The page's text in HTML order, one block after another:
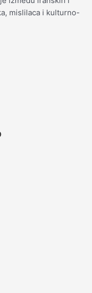
mislilaca i kulturno-